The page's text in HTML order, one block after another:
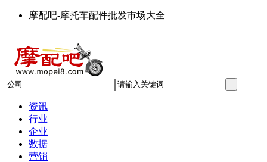
摩配吧-摩托车配件批发市场大全
资讯
行业
企业
数据
营销